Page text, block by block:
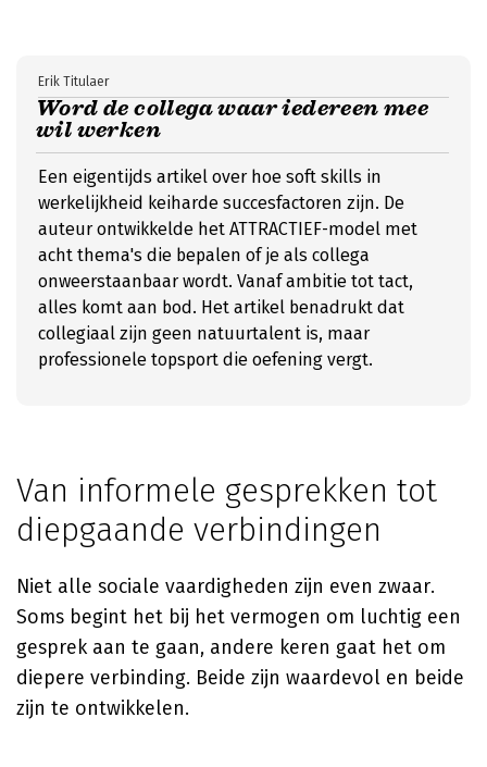
Word de collega waar iedereen mee
wil werken
Erik Titulaer
Een eigentijds artikel over hoe soft skills in
werkelijkheid keiharde succesfactoren zijn. De
auteur ontwikkelde het ATTRACTIEF-model met
acht thema's die bepalen of je als collega
onweerstaanbaar wordt. Vanaf ambitie tot tact,
alles komt aan bod. Het artikel benadrukt dat
collegiaal zijn geen natuurtalent is, maar
professionele topsport die oefening vergt.
Van informele gesprekken tot
diepgaande verbindingen
Niet alle sociale vaardigheden zijn even zwaar.
Soms begint het bij het vermogen om luchtig een
gesprek aan te gaan, andere keren gaat het om
diepere verbinding. Beide zijn waardevol en beide
zijn te ontwikkelen.